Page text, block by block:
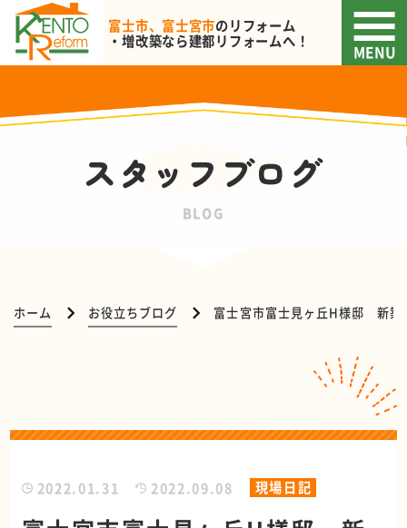
富士市、富士宮市のリフォーム
・増改築なら建都リフォームへ！
MENU
スタッフブログ
BLOG
ホーム お役立ちブログ 富士宮市富士見ヶ丘H様邸 新築
2022.01.31 2022.09.08 現場日記